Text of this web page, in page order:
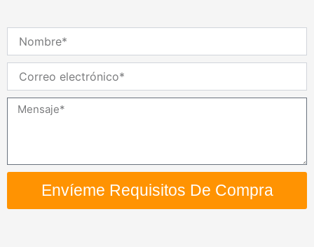
electrónico
Mensaje
Envíeme Requisitos De Compra